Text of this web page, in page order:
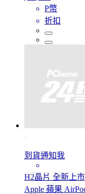
P幣
折扣
到貨通知我
H2晶片 全新上市
Apple 蘋果